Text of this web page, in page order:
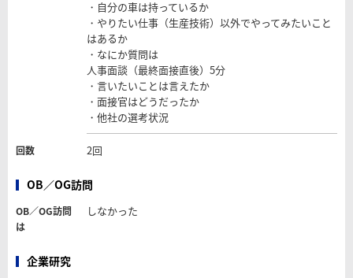
・自分の車は持っているか
・やりたい仕事（生産技術）以外でやってみたいこと
はあるか
・なにか質問は
人事面談（最終面接直後）5分
・言いたいことは言えたか
・面接官はどうだったか
・他社の選考状況
回数 2回
OB／OG訪問
OB／OG訪問
は
しなかった
企業研究